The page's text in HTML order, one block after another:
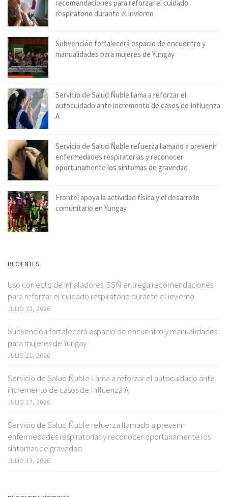
recomendaciones para reforzar el cuidado
respiratorio durante el invierno
Subvención fortalecerá espacio de encuentro y
manualidades para mujeres de Yungay
Servicio de Salud Ñuble llama a reforzar el
autocuidado ante incremento de casos de Influenza
A
Servicio de Salud Ñuble refuerza llamado a prevenir
enfermedades respiratorias y reconocer
oportunamente los síntomas de gravedad
Frontel apoya la actividad física y el desarrollo
comunitario en Yungay
RECIENTES
Uso correcto de inhaladores: SSÑ entrega recomendaciones
para reforzar el cuidado respiratorio durante el invierno
JULIO 23, 2026
Subvención fortalecerá espacio de encuentro y manualidades
para mujeres de Yungay
JULIO 21, 2026
Servicio de Salud Ñuble llama a reforzar el autocuidado ante
incremento de casos de Influenza A
JULIO 17, 2026
Servicio de Salud Ñuble refuerza llamado a prevenir
enfermedades respiratorias y reconocer oportunamente los
síntomas de gravedad
JULIO 13, 2026